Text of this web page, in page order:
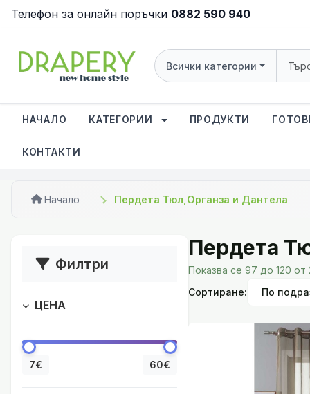
Телефон за онлайн поръчки 0882 590 940
Всички категории
НАЧАЛО КАТЕГОРИИ ПРОДУКТИ
КОНТАКТИ
Начало Пердета Тюл,Органза и Дантела
Филтри
ЦЕНА
7€ 60€
Пердета
Показва се 97 до 120
Сортиране:
Ефирно Тюлено